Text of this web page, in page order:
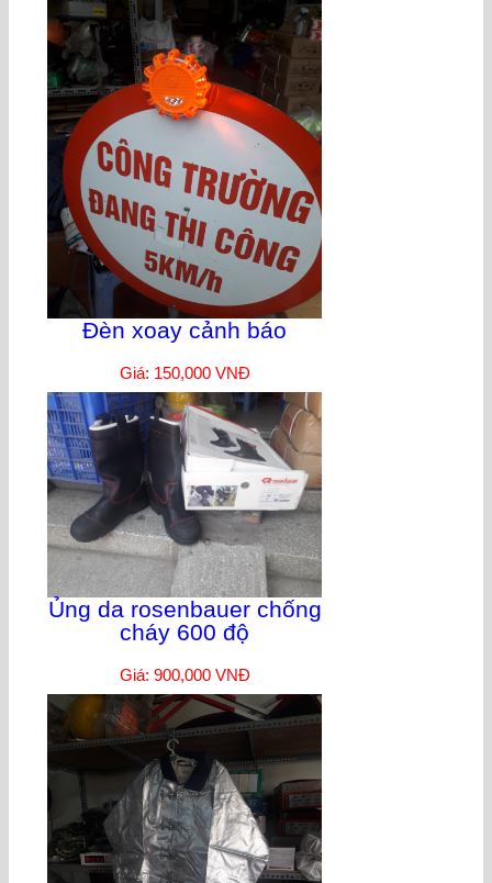
Đèn xoay cảnh báo
Giá: 150,000 VNĐ
Ủng da rosenbauer chống
cháy 600 độ
Giá: 900,000 VNĐ